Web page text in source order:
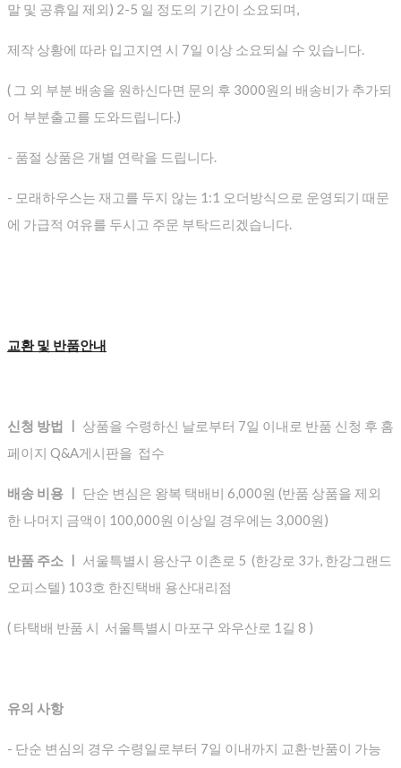
말 및 공휴일 제외) 2-5 일 정도의 기간이 소요되며,
제작 상황에 따라 입고지연 시 7일 이상 소요되실 수 있습니다.
( 그 외 부분 배송을 원하신다면 문의 후 3000원의 배송비가 추가되
어 부분출고를 도와드립니다.)
- 품절 상품은 개별 연락을 드립니다.
- 모래하우스는 재고를 두지 않는 1:1 오더방식으로 운영되기 때문
에 가급적 여유를 두시고 주문 부탁드리겠습니다.
교환 및 반품안내
신청 방법 ㅣ 상품을 수령하신 날로부터 7일 이내로 반품 신청 후 홈
페이지 Q&A게시판을 접수
배송 비용 ㅣ
단순 변심은 왕복 택배비 6,000원 (반품 상품을 제외
한 나머지 금액이 100,000원 이상일 경우에는 3,000원)
반품 주소 ㅣ 서울특별시 용산구 이촌로 5 (한강로 3가, 한강그랜드
오피스텔) 103호 한진택배 용산대리점
( 타택배 반품 시 서울특별시 마포구 와우산로 1길 8 )
유의 사항
- 단순 변심의 경우 수령일로부터 7일 이내까지 교환∙반품이 가능